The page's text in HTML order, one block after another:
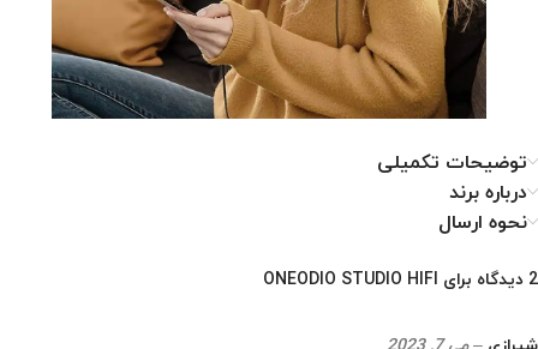
توضیحات تکمیلی
درباره برند
نحوه ارسال
2 دیدگاه برای ONEODIO STUDIO HIFI